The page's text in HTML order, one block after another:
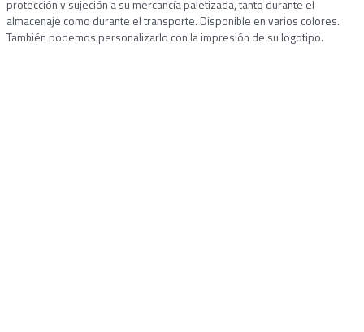
protección y sujeción a su mercancía paletizada, tanto durante el
almacenaje como durante el transporte. Disponible en varios colores.
También podemos personalizarlo con la impresión de su logotipo.